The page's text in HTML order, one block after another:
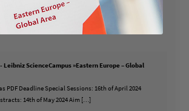
Leibniz ScienceCampus »Eastern Europe – Global
PDF Deadline Special Sessions: 16th of April 2024
14th of May 2024 Aim […]